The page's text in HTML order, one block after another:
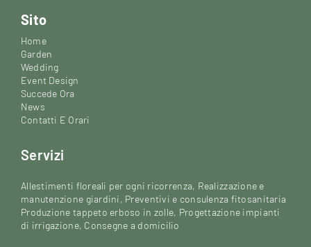
Sito
Home
Garden
Wedding
Event Design
Succede Ora
News
Contatti E Orari
Servizi
Allestimenti floreali per ogni ricorrenza, Realizzazione e
manutenzione giardini, Preventivi e consulenza fitosanitaria
Produzione tappeto erboso in zolle, Progettazione impianti
di irrigazione, Consegne a domicilio